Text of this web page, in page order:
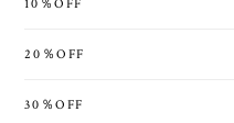
10％OFF
20％OFF
30％OFF